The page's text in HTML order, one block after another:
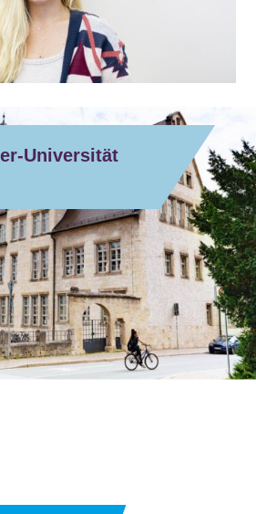
Universität